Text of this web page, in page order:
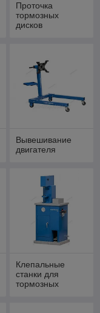
Проточка
тормозных
дисков
Вывешивание
двигателя
Клепальные
станки для
тормозных